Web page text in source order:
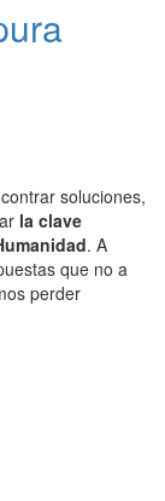
soluciones,
la clave
. A
que no a
perder